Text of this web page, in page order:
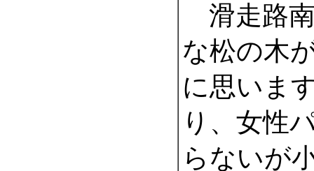
滑走路
な松の木
に思いま
り、女性
らないが